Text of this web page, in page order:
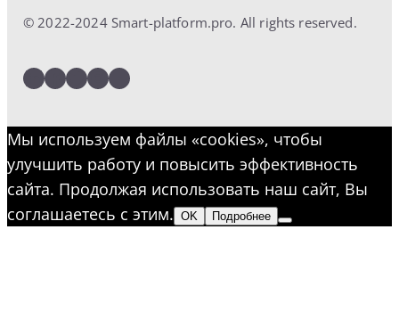
© 2022-2024 Smart-platform.pro. All rights reserved.
LinkedIn
Facebook
Twitter
Instagram
YouTube
Мы используем файлы «cookies», чтобы
улучшить работу и повысить эффективность
сайта. Продолжая использовать наш сайт, Вы
соглашаетесь с этим. OK Подробнее